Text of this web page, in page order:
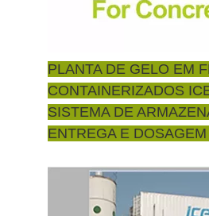
PLANTA DE GELO EM
CONTAINERIZADOS
SISTEMA DE
ENTREGA E